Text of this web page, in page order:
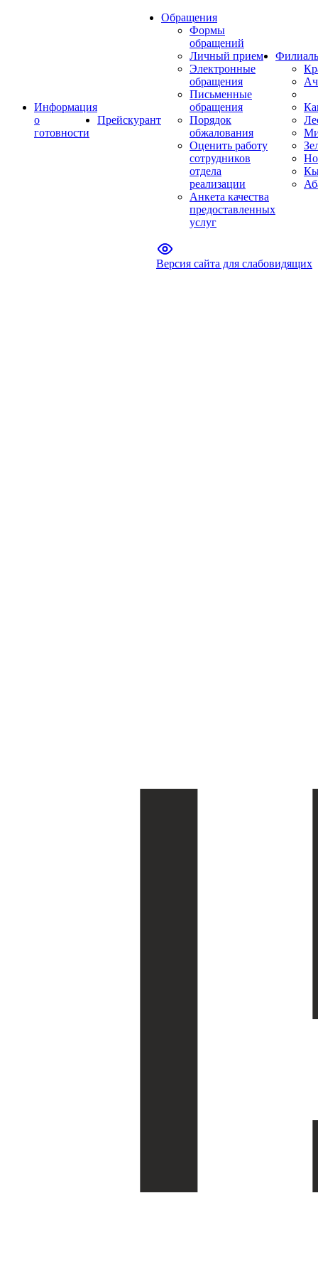
Информация
о
готовности
Прейскурант
Обращения
Формы
обращений
Личный прием
Электронные
обращения
Письменные
обращения
Порядок
обжалования
Оценить работу
сотрудников
отдела
реализации
Анкета качества
предоставленных
услуг
Версия сайта для слабовидящих